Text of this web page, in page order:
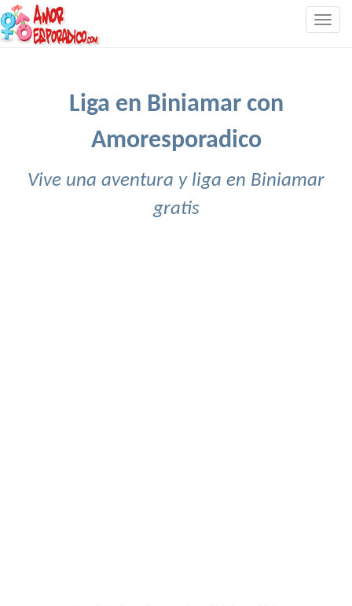
Liga en Biniamar con
Amoresporadico
Vive una aventura y liga en Biniamar
gratis